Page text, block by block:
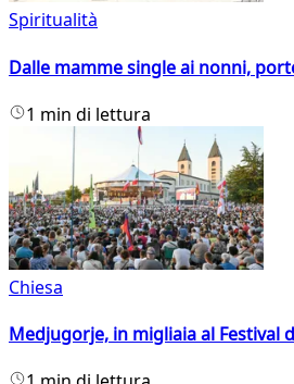
Spiritualità
Dalle mamme single ai nonni,
1 min di lettura
Chiesa
Medjugorje, in migliaia al Festival